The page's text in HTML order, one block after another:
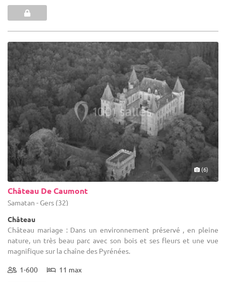
(6)
Château De Caumont
Samatan - Gers (32)
Château
Château mariage : Dans un environnement préservé , en pleine
nature, un très beau parc avec son bois et ses fleurs et une vue
magnifique sur la chaîne des Pyrénées.
1-600 11 max